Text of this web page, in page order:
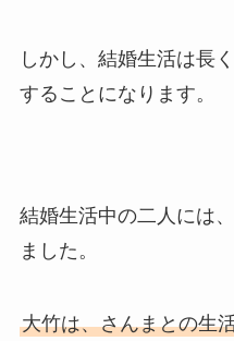
しかし、結婚生活は長
することになります。
結婚生活中の二人には
ました。
大竹は、さんまとの生